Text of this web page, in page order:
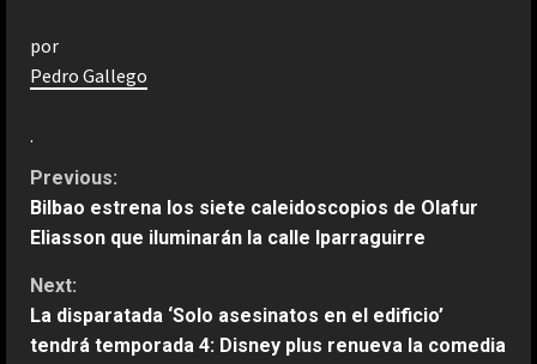
por
Pedro Gallego
.
C
o
n
t
Previous:
Bilbao estrena los siete caleidoscopios de Olafur
Eliasson que iluminarán la calle Iparraguirre
Next:
La disparatada ‘Solo asesinatos en el edificio’
tendrá temporada 4: Disney plus renueva la comedia